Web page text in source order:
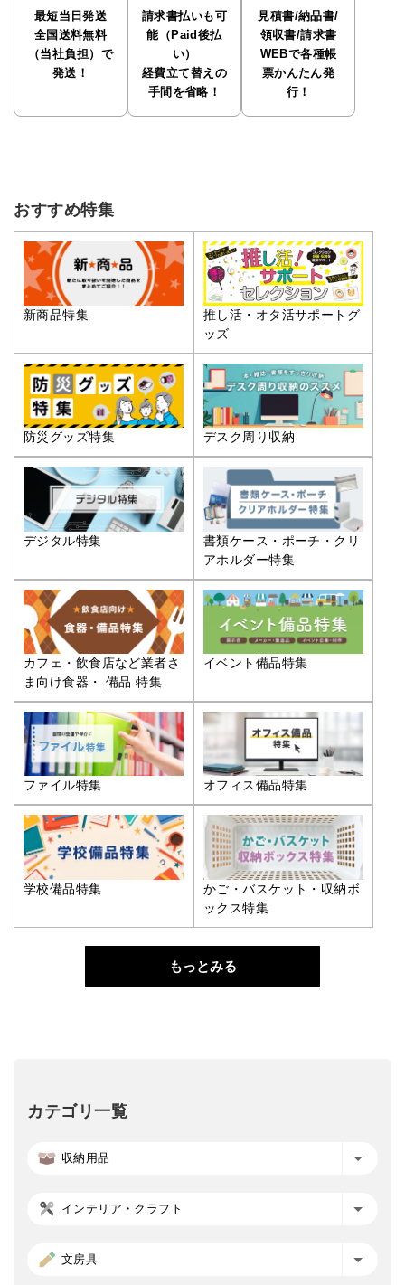
最短当日発送
全国送料無料
（当社負担）で
発送！
請求書払いも可
能（Paid後払
い）
経費立て替えの
手間を省略！
見積書/納品書/
領収書/請求書
WEBで各種帳
票かんたん発
行！
おすすめ特集
新商品特集
推し活・オタ活サポートグ
ッズ
防災グッズ特集 デスク周り収納
デジタル特集
書類ケース・ポーチ・クリ
アホルダー特集
カフェ・飲食店など業者さ
ま向け食器・ 備品 特集
イベント備品特集
ファイル特集 オフィス備品特集
学校備品特集
かご・バスケット・収納ボ
ックス特集
もっとみる
カテゴリ一覧
収納用品
インテリア・クラフト
文房具